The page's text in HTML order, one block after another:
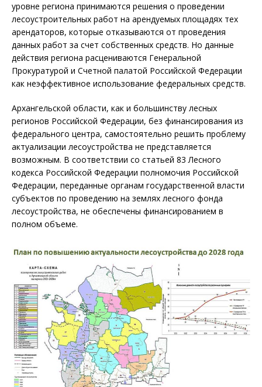
уровне региона принимаются решения о проведении
лесоустроительных работ на арендуемых площадях тех
арендаторов, которые отказываются от проведения
данных работ за счет собственных средств. Но данные
действия региона расцениваются Генеральной
Прокуратурой и Счетной палатой Российской Федерации
как неэффективное использование федеральных средств.
Архангельской области, как и большинству лесных
регионов Российской Федерации, без финансирования из
федерального центра, самостоятельно решить проблему
актуализации лесоустройства не представляется
возможным. В соответствии со статьей 83 Лесного
кодекса Российской Федерации полномочия Российской
Федерации, переданные органам государственной власти
субъектов по проведению на землях лесного фонда
лесоустройства, не обеспечены финансированием в
полном объеме.